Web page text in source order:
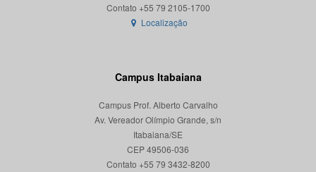
Localização
Campus Itabaiana
Campus Prof. Alberto Carvalho
Av. Vereador Olímpio Grande, s/n
Itabaiana/SE
CEP 49506-036